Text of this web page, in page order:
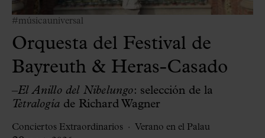
#músicauniversal
Orquesta del Festival de
Bayreuth & Heras-Casado
–El Anillo del Nibelungo: selección de la
Tetralogía de Richard Wagner
Conciertos Extraordinarios Verano en el Palau